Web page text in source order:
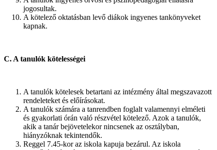
jogosultak.
A kötelező oktatásban levő diákok ingyenes tankönyveket
kapnak.
C. A tanulók kötelességei
A tanulók kötelesek betartani az intézmény által megszavazott
rendeleteket és előírásokat.
A tanulók számára a tanrendben foglalt valamennyi elméleti
és gyakorlati órán való részvétel kötelező. Azok a tanulók,
akik a tanár bejövetelekor nincsenek az osztályban,
hiányzóknak tekintendők.
Reggel 7.45-kor az iskola kapuja bezárul. Az iskola